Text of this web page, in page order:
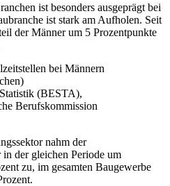
ist besonders ausgeprägt bei
ist stark am Aufholen. Seit
der Männer um 5 Prozentpunkte
(BESTA),
Berufskommission
nahm der
der gleichen Periode um
zu, im gesamten Baugewerbe